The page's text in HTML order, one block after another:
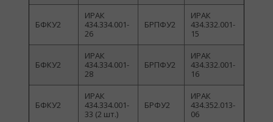
БФКУ2
ИРАК
434.334.001-
26
БРПФУ2
ИРАК
434.332.001-
15
БФКУ2
ИРАК
434.334.001-
28
БРПФУ2
ИРАК
434.332.001-
16
БФКУ2
ИРАК
434.334.001-
33 (2 шт.)
БРФУ2
ИРАК
434.352.013-
06